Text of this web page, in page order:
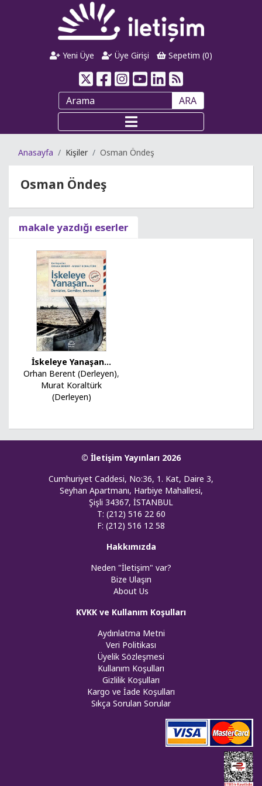
Yeni Üye Üye Girişi Sepetim (0)
ARA
Anasayfa Kişiler Osman Öndeş
Osman Öndeş
makale yazdığı eserler
İskeleye Yanaşan...
Orhan Berent (Derleyen),
Murat Koraltürk
(Derleyen)
© İletişim Yayınları 2026
Cumhuriyet Caddesi, No:36, 1. Kat, Daire 3,
Seyhan Apartmanı, Harbiye Mahallesi,
Şişli 34367, İSTANBUL
T: (212) 516 22 60
F: (212) 516 12 58
Hakkımızda
Neden "İletişim" var?
Bize Ulaşın
About Us
KVKK ve Kullanım Koşulları
Aydınlatma Metni
Veri Politikası
Üyelik Sözleşmesi
Kullanım Koşulları
Gizlilik Koşulları
Kargo ve İade Koşulları
Sıkça Sorulan Sorular